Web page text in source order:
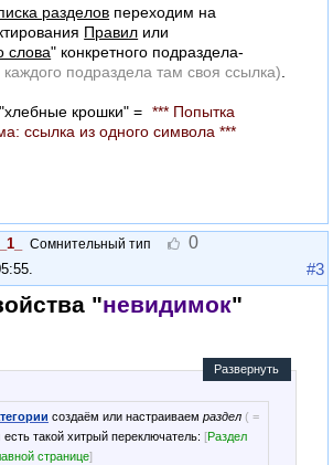
разделов переходим на
Правил или
слова" конкретного подраздела-
каждого подраздела там своя ссылка).
крошки" = *** Попытка
ссылка из одного символа ***
_1_ Сомнительный тип 0
. #3
"невидимок"
Развернуть
создаём или настраиваем раздел ( =
есть такой хитрый переключатель: [Раздел
странице]